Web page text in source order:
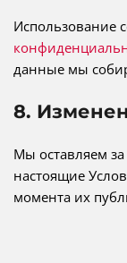
Использование
данные мы
8.
Мы оставляем
настоящие
момента их